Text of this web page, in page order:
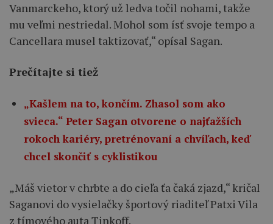
Vanmarckeho, ktorý už ledva točil nohami, takže
mu veľmi nestriedal. Mohol som ísť svoje tempo a
Cancellara musel taktizovať,“ opísal Sagan.
Prečítajte si tiež
„Kašlem na to, končím. Zhasol som ako
svieca.“ Peter Sagan otvorene o najťažších
rokoch kariéry, pretrénovaní a chvíľach, keď
chcel skončiť s cyklistikou
„Máš vietor v chrbte a do cieľa ťa čaká zjazd,“ kričal
Saganovi do vysielačky športový riaditeľ Patxi Vila
z tímového auta Tinkoff.